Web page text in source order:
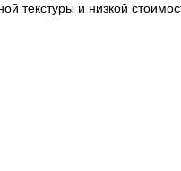
текстуры и низкой